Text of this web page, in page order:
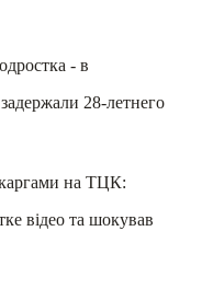
- в
28-летнего
на ТЦК:
відео та шокував